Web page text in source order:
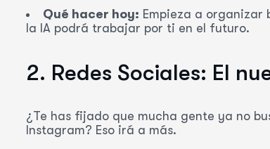
Qué hacer hoy: Empieza a organizar
la IA podrá trabajar por ti en el futuro.
2. Redes Sociales: El
¿Te has fijado que mucha gente ya no
Instagram? Eso irá a más.